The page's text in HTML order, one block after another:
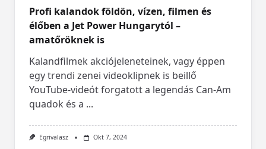
Profi kalandok földön, vízen, filmen és
élőben a Jet Power Hungarytól –
amatőröknek is
Kalandfilmek akciójeleneteinek, vagy éppen
egy trendi zenei videoklipnek is beillő
YouTube-videót forgatott a legendás Can-Am
quadok és a ...
Egrivalasz Okt 7, 2024